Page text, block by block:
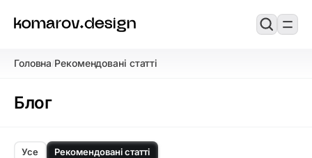
Головна/Рекомендовані статті
Блог
Усе Рекомендовані статті